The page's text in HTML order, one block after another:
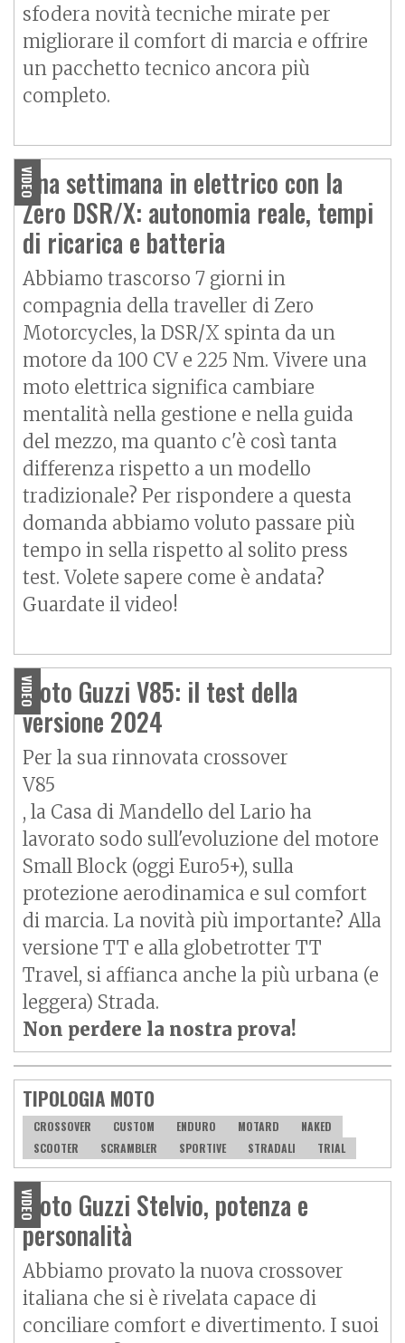
sfodera novità tecniche mirate per
migliorare il comfort di marcia e offrire
un pacchetto tecnico ancora più
completo.
VIDEO
Una settimana in elettrico con la
Zero DSR/X: autonomia reale, tempi
di ricarica e batteria
Abbiamo trascorso 7 giorni in
compagnia della traveller di Zero
Motorcycles, la DSR/X spinta da un
motore da 100 CV e 225 Nm. Vivere una
moto elettrica significa cambiare
mentalità nella gestione e nella guida
del mezzo, ma quanto c'è così tanta
differenza rispetto a un modello
tradizionale? Per rispondere a questa
domanda abbiamo voluto passare più
tempo in sella rispetto al solito press
test. Volete sapere come è andata?
Guardate il video!
VIDEO
Moto Guzzi V85: il test della
versione 2024
Per la sua rinnovata crossover
V85
, la Casa di Mandello del Lario ha
lavorato sodo sull'evoluzione del motore
Small Block (oggi Euro5+), sulla
protezione aerodinamica e sul comfort
di marcia. La novità più importante? Alla
versione TT e alla globetrotter TT
Travel, si affianca anche la più urbana (e
leggera) Strada.
Non perdere la nostra prova!
TIPOLOGIA MOTO
CROSSOVER CUSTOM ENDURO MOTARD
NAKED
SCOOTER
SCRAMBLER SPORTIVE STRADALI TRIAL
VIDEO
Moto Guzzi Stelvio, potenza e
personalità
Abbiamo provato la nuova crossover
italiana che si è rivelata capace di
conciliare comfort e divertimento. I suoi